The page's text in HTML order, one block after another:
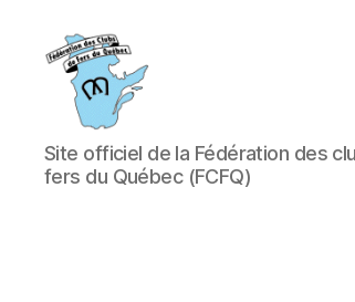
Fédération
des
clubs
Site officiel de la Fédération des
fers du Québec (FCFQ)